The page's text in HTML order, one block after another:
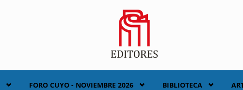
FORO CUYO - NOVIEMBRE 2026 BIBLIOTECA